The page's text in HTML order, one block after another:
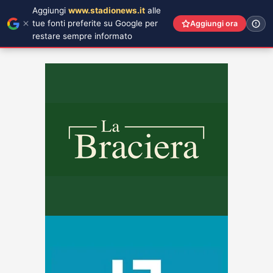
Aggiungi www.stadionews.it alle
tue fonti preferite su Google per
restare sempre informato
Aggiungi ora